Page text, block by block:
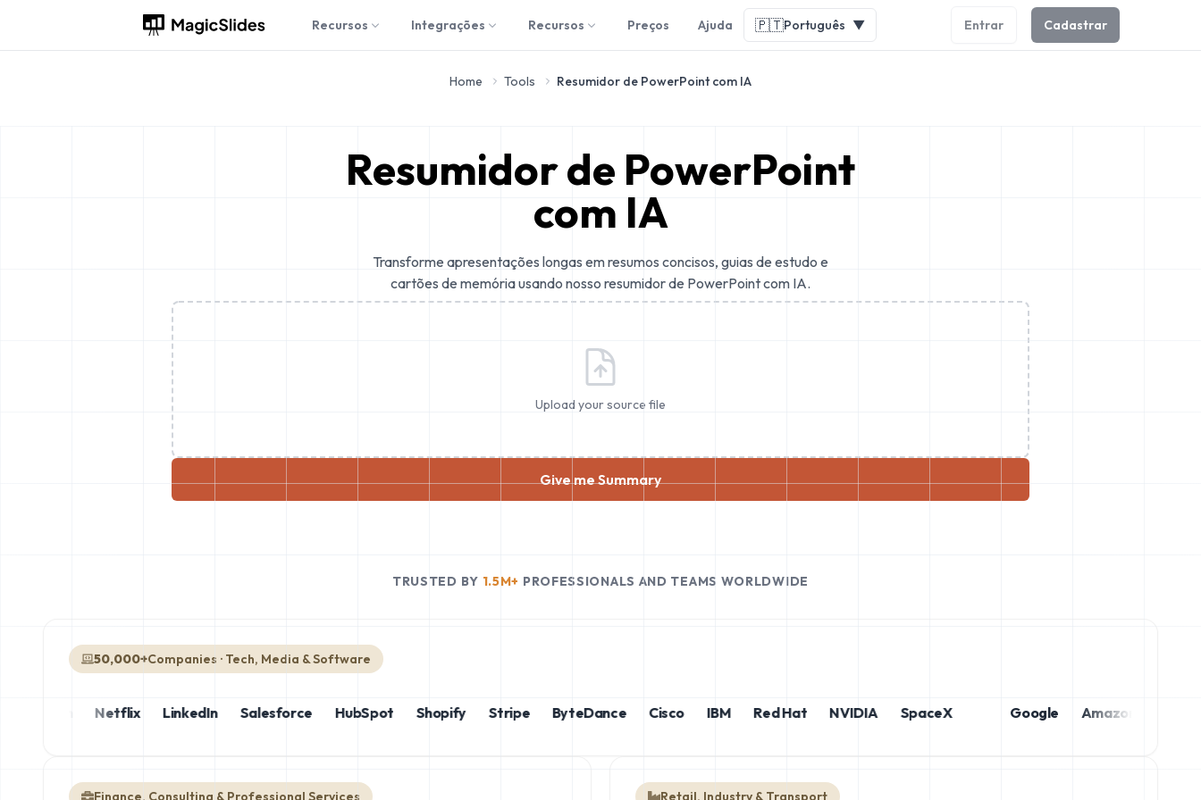
Recursos Integrações Recursos Preços Ajuda 🇵🇹Português ▼ Entrar Cadastrar
Home Tools Resumidor de PowerPoint com IA
Resumidor de PowerPoint
com IA
Transforme apresentações longas em resumos concisos, guias de estudo e
cartões de memória usando nosso resumidor de PowerPoint com IA.
Upload your source file
Give me Summary
TRUSTED BY 1.5M+ PROFESSIONALS AND TEAMS WORLDWIDE
50,000+Companies · Tech, Media & Software
Netflix LinkedIn Salesforce HubSpot Shopify Stripe ByteDance Cisco IBM Red Hat NVIDIA SpaceX Google Amazon
Finance, Consulting & Professional Services Retail, Industry & Transport